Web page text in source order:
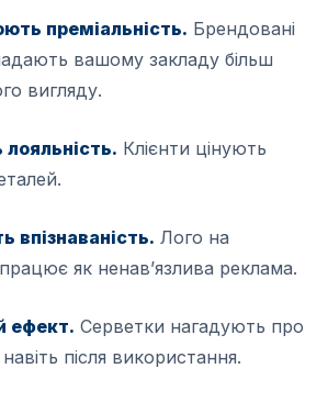
преміальність. Брендовані
вашому закладу більш
вигляду.
Клієнти цінують
впізнаваність. Лого на
як ненав’язлива реклама.
ефект. Серветки нагадують про
після використання.